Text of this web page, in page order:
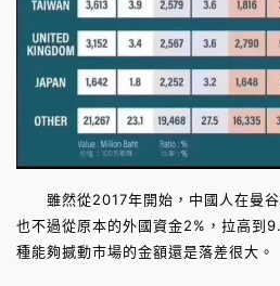
雖然從2017年開始，中國人在曼谷
也不過從原本的外國資金2%，拉高到
種能夠撼動市場的金額還是落差很大。